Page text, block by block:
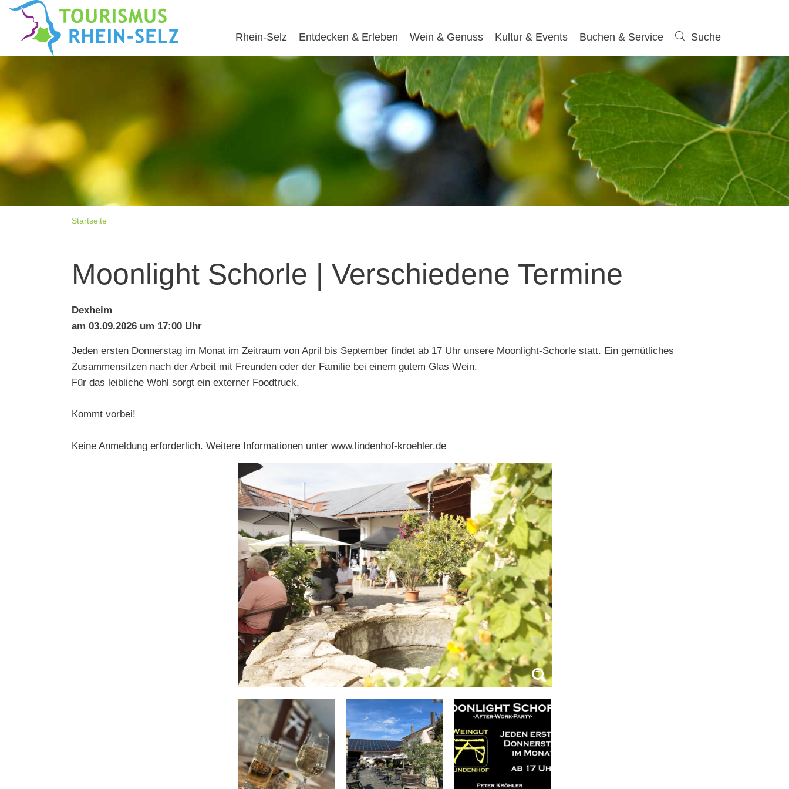
Rhein-Selz Entdecken & Erleben Wein & Genuss Kultur & Events Buchen & Service Suche
Startseite
Moonlight Schorle | Verschiedene Termine
Dexheim
am 03.09.2026 um 17:00 Uhr
Jeden ersten Donnerstag im Monat im Zeitraum von April bis September findet ab 17 Uhr unsere Moonlight-Schorle statt. Ein gemütliches
Zusammensitzen nach der Arbeit mit Freunden oder der Familie bei einem gutem Glas Wein.
Für das leibliche Wohl sorgt ein externer Foodtruck.
Kommt vorbei!
Keine Anmeldung erforderlich. Weitere Informationen unter www.lindenhof-kroehler.de